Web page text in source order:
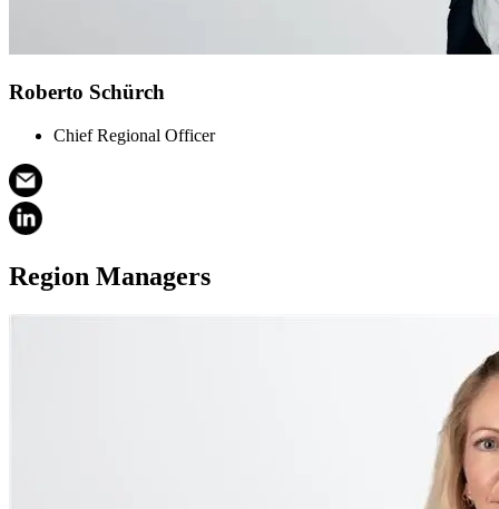
Roberto Schürch
Chief Regional Officer
Region Managers